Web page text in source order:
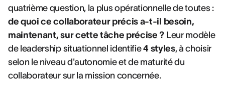
quatrième question, la plus opérationnelle de toutes :
de quoi ce collaborateur précis a-t-il besoin,
maintenant, sur cette tâche précise ? Leur modèle
de leadership situationnel identifie4 styles, à choisir
selon le niveau d'autonomie et de maturité du
collaborateur sur la mission concernée.